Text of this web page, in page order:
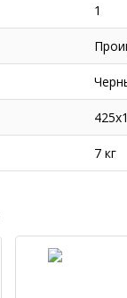
1
7 кг